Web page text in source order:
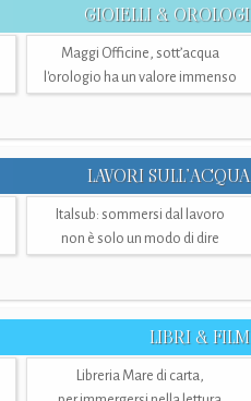
GIOIELLI & OROLOGI
Maggi Officine, sott’acqua
l'orologio ha un valore immenso
LAVORI SULL’ACQUA
Italsub: sommersi dal lavoro
non è solo un modo di dire
LIBRI & FILM
Libreria Mare di carta,